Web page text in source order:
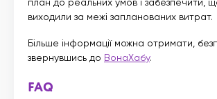
виходили за межі запланованих витрат.
Більше інформації можна отримати,
звернувшись до ВонаХабу.
FAQ